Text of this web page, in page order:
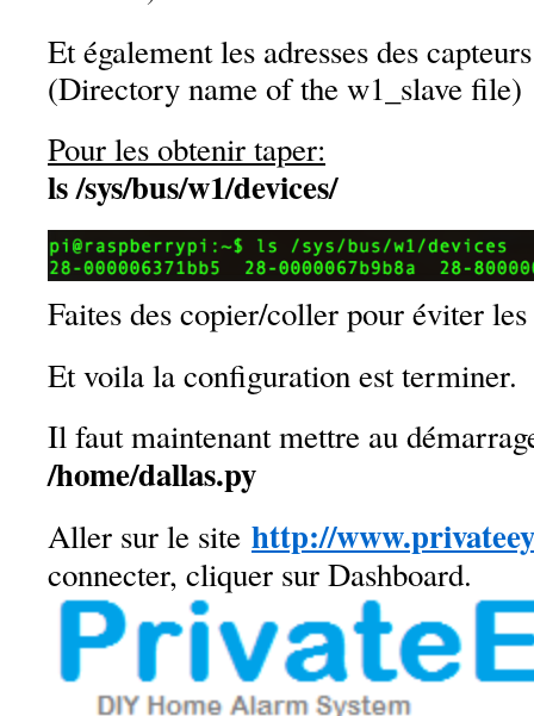
Et également les adresses des
(Directory name of the w1_slave file)
Pour les obtenir taper:
ls /sys/bus/w1/devices/
Faites des copier/coller pour éviter
Et voila la configuration est terminer.
Il faut maintenant mettre au
/home/dallas.py
Aller sur le site http://
connecter, cliquer sur Dashboard.